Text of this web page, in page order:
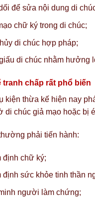
để sửa nội dung di
chữ ký trong di chúc;
di chúc hợp pháp;
di chúc nhằm hưởng
tranh chấp rất phổ biến
kiện thừa kế hiện nay
di chúc giả mạo hoặc bị
phải tiến hành:
định chữ ký;
định sức khỏe tinh thần
người làm chứng;